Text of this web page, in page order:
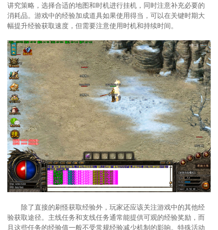
讲究策略，选择合适的地图和时机进行挂机，同时注意补充必要的
消耗品。游戏中的经验加成道具如果使用得当，可以在关键时期大
幅提升经验获取速度，但需要注意使用时机和持续时间。
除了直接的刷怪获取经验外，玩家还应该关注游戏中的其他经
验获取途径。主线任务和支线任务通常能提供可观的经验奖励，而
且这些任务的经验值一般不受常规经验减少机制的影响。特殊活动